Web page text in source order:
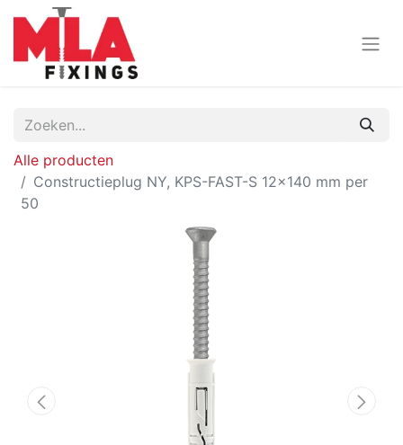
Alle producten
Constructieplug NY, KPS-FAST-S 12x140 mm per
50